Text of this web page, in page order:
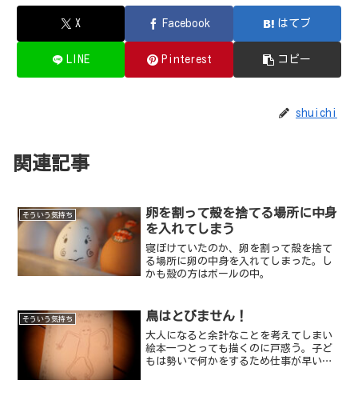
X Facebook はてブ
LINE Pinterest コピー
shuichi
関連記事
そういう気持ち
卵を割って殻を捨てる場所に中身
を入れてしまう
寝ぼけていたのか、卵を割って殻を捨て
る場所に卵の中身を入れてしまった。し
かも殻の方はボールの中。
そういう気持ち 鳥はとびません！
大人になると余計なことを考えてしまい
絵本一つとっても描くのに戸惑う。子ど
もは勢いで何かをするため仕事が早い。